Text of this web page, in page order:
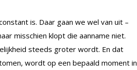
is. Daar gaan we wel van uit –
misschien klopt die aanname niet.
steeds groter wordt. En dat
wordt op een bepaald moment in